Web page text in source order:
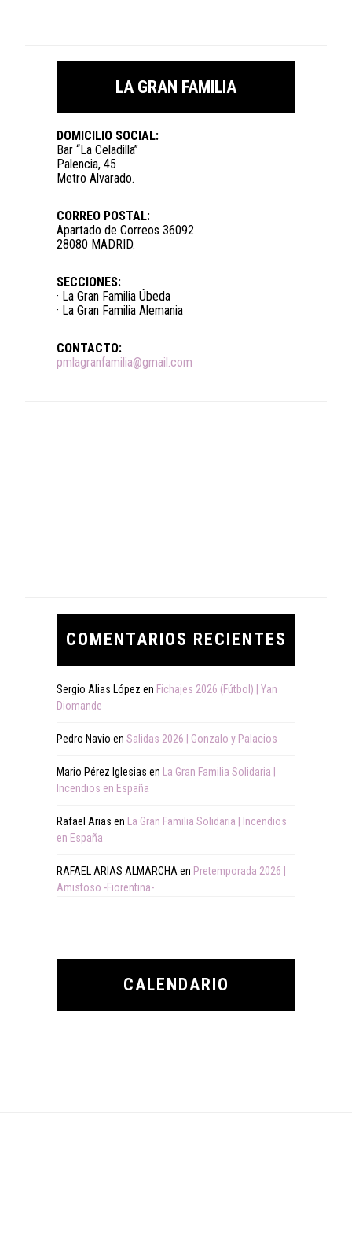
LA GRAN FAMILIA
DOMICILIO SOCIAL:
Bar “La Celadilla”
Palencia, 45
Metro Alvarado.
CORREO POSTAL:
Apartado de Correos 36092
28080 MADRID.
SECCIONES:
· La Gran Familia Úbeda
· La Gran Familia Alemania
CONTACTO:
pmlagranfamilia@gmail.com
COMENTARIOS RECIENTES
Sergio Alias López en Fichajes 2026 (Fútbol) | Yan
Diomande
Pedro Navio en Salidas 2026 | Gonzalo y Palacios
Mario Pérez Iglesias en
La Gran Familia Solidaria |
Incendios en España
Rafael Arias en
La Gran Familia Solidaria | Incendios
en España
RAFAEL ARIAS ALMARCHA en Pretemporada 2026 |
Amistoso -Fiorentina-
CALENDARIO